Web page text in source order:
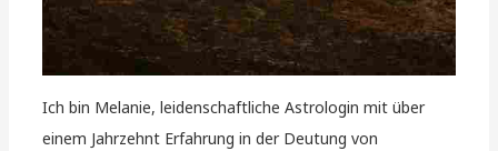
Ich bin Melanie, leidenschaftliche Astrologin mit über
einem Jahrzehnt Erfahrung in der Deutung von